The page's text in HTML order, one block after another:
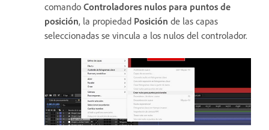
comando Controladores nulos para puntos de
posición, la propiedad Posición de las capas
seleccionadas se vincula a los nulos del controlador.